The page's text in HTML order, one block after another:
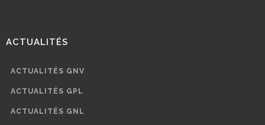
ACTUALITÉS
ACTUALITÉS GNV
ACTUALITÉS GPL
ACTUALITÉS GNL